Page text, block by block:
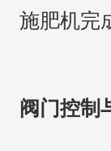
施肥机完
阀门控制